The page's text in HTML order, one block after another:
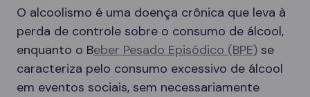
O alcoolismo é uma doença crônica que leva à
perda de controle sobre o consumo de álcool,
enquanto o Beber Pesado Episódico (BPE) se
caracteriza pelo consumo excessivo de álcool
em eventos sociais, sem necessariamente